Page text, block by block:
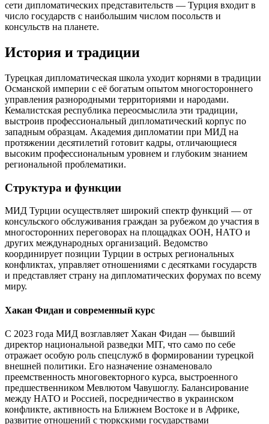
сети дипломатических представительств — Турция входит в
число государств с наибольшим числом посольств и
консульств на планете.
История и традиции
Турецкая дипломатическая школа уходит корнями в традиции
Османской империи с её богатым опытом многостороннего
управления разнородными территориями и народами.
Кемалистская республика переосмыслила эти традиции,
выстроив профессиональный дипломатический корпус по
западным образцам. Академия дипломатии при МИД на
протяжении десятилетий готовит кадры, отличающиеся
высоким профессиональным уровнем и глубоким знанием
региональной проблематики.
Структура и функции
МИД Турции осуществляет широкий спектр функций — от
консульского обслуживания граждан за рубежом до участия в
многосторонних переговорах на площадках ООН, НАТО и
других международных организаций. Ведомство
координирует позиции Турции в острых региональных
конфликтах, управляет отношениями с десятками государств
и представляет страну на дипломатических форумах по всему
миру.
Хакан Фидан и современный курс
С 2023 года МИД возглавляет Хакан Фидан — бывший
директор национальной разведки MIT, что само по себе
отражает особую роль спецслужб в формировании турецкой
внешней политики. Его назначение ознаменовало
преемственность многовекторного курса, выстроенного
предшественником Мевлютом Чавушоглу. Балансирование
между НАТО и Россией, посредничество в украинском
конфликте, активность на Ближнем Востоке и в Африке,
развитие отношений с тюркскими государствами